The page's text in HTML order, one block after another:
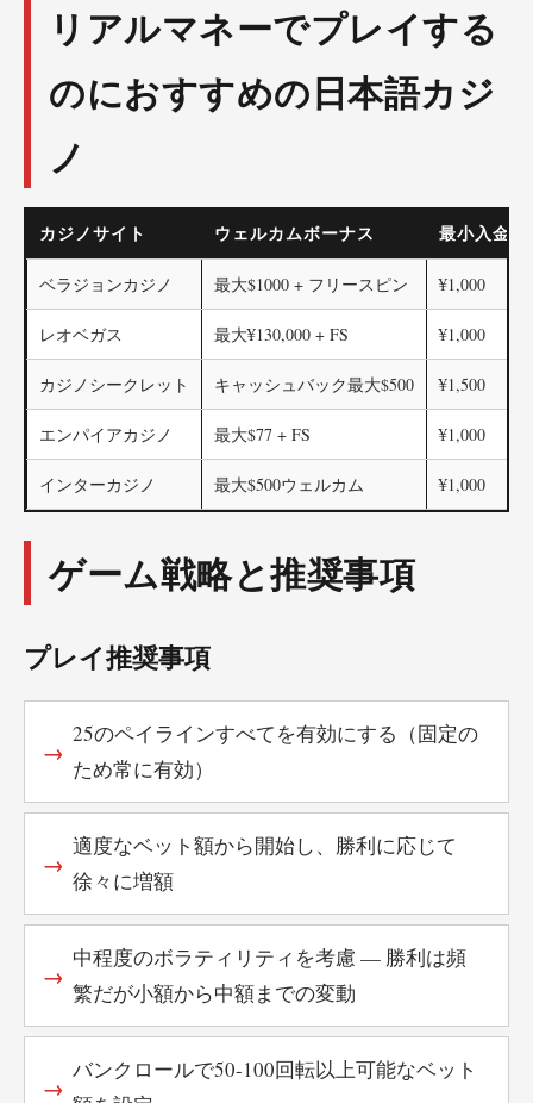
リアルマネーでプレイする
のにおすすめの日本語カジ
ノ
カジノサイト ウェルカムボーナス 最小入金額
ベラジョンカジノ 最大$1000 + フリースピン ¥1,000
レオベガス 最大¥130,000 + FS ¥1,000
カジノシークレット キャッシュバック最大$500 ¥1,500
エンパイアカジノ 最大$77 + FS ¥1,000
インターカジノ 最大$500ウェルカム ¥1,000
ゲーム戦略と推奨事項
プレイ推奨事項
25のペイラインすべてを有効にする（固定の
ため常に有効）
適度なベット額から開始し、勝利に応じて
徐々に増額
中程度のボラティリティを考慮 — 勝利は頻
繁だが小額から中額までの変動
バンクロールで50-100回転以上可能なベット